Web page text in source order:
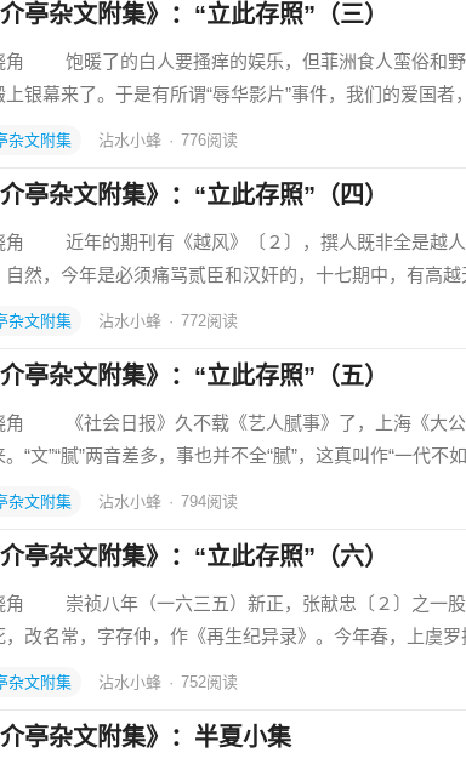
介亭杂文附集》：“立此存照”（三）
饱暖了的白人要搔痒的娱乐，但菲洲食人蛮俗和野
上银幕来了。于是有所谓“辱华影片”事件，我们的爱国
杂文附集 沾水小蜂 · 776阅读
介亭杂文附集》：“立此存照”（四）
近年的期刊有《越风》〔２〕，撰人既非全是越人
自然，今年是必须痛骂贰臣和汉奸的，十七期中，有高
杂文附集 沾水小蜂 · 772阅读
介亭杂文附集》：“立此存照”（五）
《社会日报》久不载《艺人腻事》了，上海《大公
“文”“腻”两音差多，事也并不全“腻”，这真叫作“一代不
杂文附集 沾水小蜂 · 794阅读
介亭杂文附集》：“立此存照”（六）
崇祯八年（一六三五）新正，张献忠〔２〕之一股
，改名常，字存仲，作《再生纪异录》。今年春，上虞
杂文附集 沾水小蜂 · 752阅读
介亭杂文附集》：半夏小集